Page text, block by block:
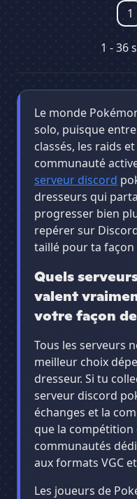
1
1 - 36
Le monde
solo, puisque
classés, les raids
communauté
serveur discord
dresseurs qui
progresser bien
repérer sur
taillé pour ta façon
Quels
valent
votre façon
Tous les serveurs
meilleur choix
dresseur. Si tu
serveur discord
échanges et la
que la
communautés
aux formats VGC
Les joueurs de